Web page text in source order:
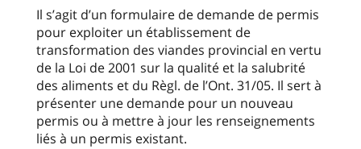
Il s’agit d’un formulaire de demande de permis
pour exploiter un établissement de
transformation des viandes provincial en vertu
de la Loi de 2001 sur la qualité et la salubrité
des aliments et du Règl. de l’Ont. 31/05. Il sert à
présenter une demande pour un nouveau
permis ou à mettre à jour les renseignements
liés à un permis existant.